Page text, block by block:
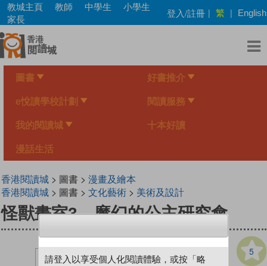
Skip
main
content
教城主頁 教師 中學生
小學生
家長
登入/註冊 | 繁 | English
圖書 好書推介
e悅讀學校計劃 閱讀服務
我的閱讀城 十本好讀
漫話生活
香港閱讀城> 圖書 > 漫畫及繪本
香港閱讀城> 圖書 > 文化藝術> 美術及設計
怪獸畫室3．魔幻的公主研究會
5
請登入以享受個人化閱讀體驗，或按「略